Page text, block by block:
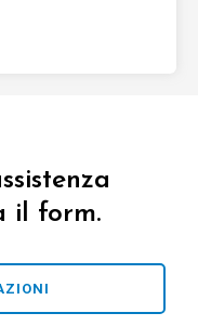
il form.